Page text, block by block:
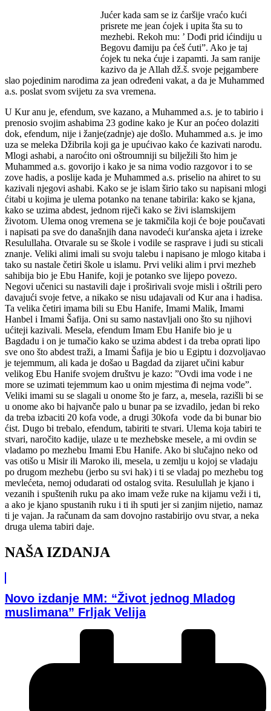
Jućer kada sam se iz ćaršije vraćo kući
prisrete me jean ćojek i upita šta su to
mezhebi. Rekoh mu: ’ Dođi prid ićindiju u
Begovu đamiju pa ćeš ćuti”. Ako je taj
ćojek tu neka ćuje i zapamti. Ja sam ranije
kazivo da je Allah dž.š. svoje pejgambere
slao pojedinim narodima za jean određeni vakat, a da je Muhammed
a.s. poslat svom svijetu za sva vremena.
U Kur anu je, efendum, sve kazano, a Muhammed a.s. je to tabirio i
prenosio svojim ashabima 23 godine kako je Kur an poćeo dolaziti
dok, efendum, nije i žanje(zadnje) aje došlo. Muhammed a.s. je imo
uza se meleka Džibrila koji ga je upućivao kako će kazivati narodu.
Mlogi ashabi, a naroćito oni oštroumniji su bilježili što him je
Muhammed a.s. govorijo i kako je sa nima vodio razgovor i to se
zove hadis, a poslije kada je Muhammed a.s. priselio na ahiret to su
kazivali njegovi ashabi. Kako se je islam širio tako su napisani mlogi
ćitabi u kojima je ulema potanko na tenane tabirila: kako se kjana,
kako se uzima abdest, jednom riječi kako se živi islamskijem
životom. Ulema onog vremena se je takmičila koji će boje poučavati
i napisati pa sve do današnjih dana navodeći kur'anska ajeta i izreke
Resulullaha. Otvarale su se škole i vodile se rasprave i judi su sticali
znanje. Veliki alimi imali su svoju talebu i napisano je mlogo kitaba i
tako su nastale četiri škole u islamu. Prvi veliki alim i prvi mezheb
sahibija bio je Ebu Hanife, koji je potanko sve lijepo povezo.
Negovi učenici su nastavili daje i proširivali svoje misli i oštrili pero
davajući svoje fetve, a nikako se nisu udajavali od Kur ana i hadisa.
Ta velika četiri imama bili su Ebu Hanife, Imami Malik, Imami
Hanbel i Imami Šafija. Oni su samo nastavljali ono što su njihovi
ućiteji kazivali. Mesela, efendum Imam Ebu Hanife bio je u
Bagdadu i on je tumačio kako se uzima abdest i da treba oprati lipo
sve ono što abdest traži, a Imami Šafija je bio u Egiptu i dozvoljavao
je tejemmum, ali kada je došao u Bagdad da zijaret učini kabur
velikog Ebu Hanife svojem društvu je kazo: ”Ovdi ima vode i ne
more se uzimati tejemmum kao u onim mjestima đi nejma vode”.
Veliki imami su se slagali u onome što je farz, a, mesela, razišli bi se
u onome ako bi hajvanče palo u bunar pa se izvadilo, jedan bi reko
da treba izbaciti 20 kofa vode, a drugi 30kofa vode da bi bunar bio
ćist. Dugo bi trebalo, efendum, tabiriti te stvari. Ulema koja tabiri te
stvari, naročito kadije, ulaze u te mezhebske mesele, a mi ovdin se
vladamo po mezhebu Imami Ebu Hanife. Ako bi slučajno neko od
vas otišo u Misir ili Maroko ili, mesela, u zemlju u kojoj se vladaju
po drugom mezhebu (jerbo su svi hak) i ti se vladaj po mezhebu tog
mevlećeta, nemoj odudarati od ostalog svita. Resulullah je kjano i
vezanih i spuštenih ruku pa ako imam veže ruke na kijamu veži i ti,
a ako je kjano spustanih ruku i ti ih sputi jer si zanjim nijetio, namaz
ti je vajan. Ja računam da sam dovojno rastabirijo ovu stvar, a neka
druga ulema tabiri daje.
NAŠA IZDANJA
Novo izdanje MM: “Život jednog Mladog
muslimana” Frljak Velija